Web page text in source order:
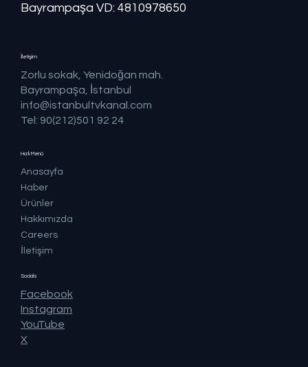
Bayrampaşa VD: 4810978650
Hızlı Menü
Anasayfa
Haber
Ürünler
Hakkımızda
Careers
İletişim
İletişim
Zorlu sokak, Yenidoğan mah.
Bayrampaşa, İstanbul
info@istanbultvkanal.com
Tel: 90(212)501 92 24
Socials
Facebook
Instagram
YouTube
X